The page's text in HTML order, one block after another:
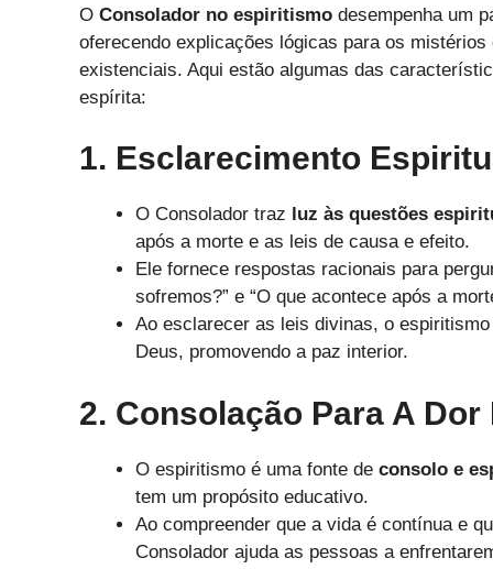
O Consolador no espiritismo desempenha um
oferecendo explicações lógicas para os
existenciais. Aqui estão algumas das
espírita:
1. Esclarecimento
O Consolador traz luz às questões
após a morte e as leis de causa e efeito.
Ele fornece respostas racionais para
sofremos?” e “O que acontece após a
Ao esclarecer as leis divinas, o
Deus, promovendo a paz interior.
2. Consolação Para A Dor
O espiritismo é uma fonte de consolo e
tem um propósito educativo.
Ao compreender que a vida é contínua e
Consolador ajuda as pessoas a